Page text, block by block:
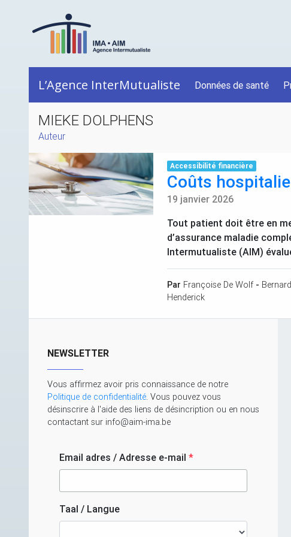
L’Agence InterMutualiste Données de santé
MIEKE DOLPHENS
Auteur
Accessibilité financière
Coûts
19 janvier 2026
Tout patient doit être en
d’assurance maladie
Intermutualiste (AIM)
Par Françoise De Wolf-
Henderick
NEWSLETTER
Vous affirmez avoir pris connaissance de notre
Politique de confidentialité. Vous pouvez vous
désinscrire à l'aide des liens de désincription ou en nous
contactant sur info@aim-ima.be
Email adres / Adresse e-mail *
Taal / Langue